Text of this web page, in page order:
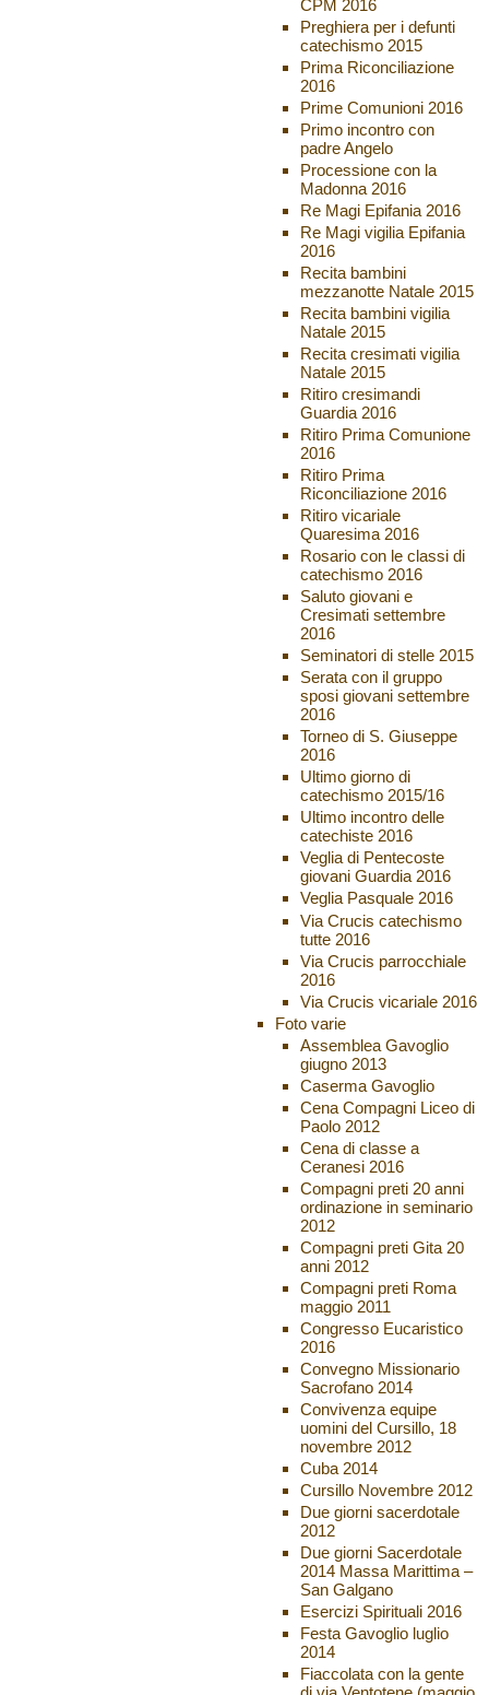
CPM 2016
Preghiera per i defunti
catechismo 2015
Prima Riconciliazione
2016
Prime Comunioni 2016
Primo incontro con
padre Angelo
Processione con la
Madonna 2016
Re Magi Epifania 2016
Re Magi vigilia Epifania
2016
Recita bambini
mezzanotte Natale 2015
Recita bambini vigilia
Natale 2015
Recita cresimati vigilia
Natale 2015
Ritiro cresimandi
Guardia 2016
Ritiro Prima Comunione
2016
Ritiro Prima
Riconciliazione 2016
Ritiro vicariale
Quaresima 2016
Rosario con le classi di
catechismo 2016
Saluto giovani e
Cresimati settembre
2016
Seminatori di stelle 2015
Serata con il gruppo
sposi giovani settembre
2016
Torneo di S. Giuseppe
2016
Ultimo giorno di
catechismo 2015/16
Ultimo incontro delle
catechiste 2016
Veglia di Pentecoste
giovani Guardia 2016
Veglia Pasquale 2016
Via Crucis catechismo
tutte 2016
Via Crucis parrocchiale
2016
Via Crucis vicariale 2016
Foto varie
Assemblea Gavoglio
giugno 2013
Caserma Gavoglio
Cena Compagni Liceo di
Paolo 2012
Cena di classe a
Ceranesi 2016
Compagni preti 20 anni
ordinazione in seminario
2012
Compagni preti Gita 20
anni 2012
Compagni preti Roma
maggio 2011
Congresso Eucaristico
2016
Convegno Missionario
Sacrofano 2014
Convivenza equipe
uomini del Cursillo, 18
novembre 2012
Cuba 2014
Cursillo Novembre 2012
Due giorni sacerdotale
2012
Due giorni Sacerdotale
2014 Massa Marittima –
San Galgano
Esercizi Spirituali 2016
Festa Gavoglio luglio
2014
Fiaccolata con la gente